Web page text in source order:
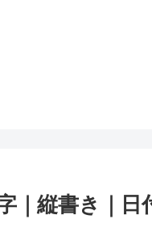
｜縦書き｜日